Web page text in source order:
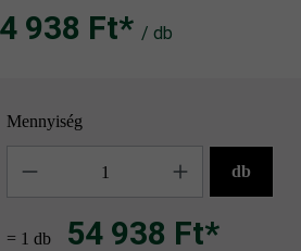
938 Ft‎‎‎*/ db
Mennyiség
db
= 1 db 54 938 Ft*